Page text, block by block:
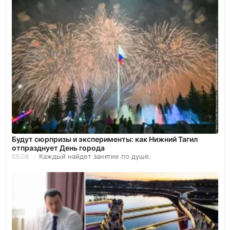
Будут сюрпризы и эксперименты: как Нижний Тагил
отпразднует День города
05.08 Каждый найдет занятие по душе.